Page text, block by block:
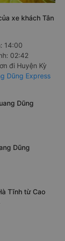
xe khách Tân
14:00
02:42
đi Huyện Kỳ
Dũng Express
Dũng
Dũng
Tĩnh từ Cao